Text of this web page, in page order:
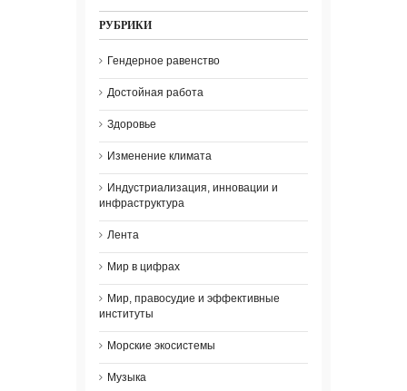
РУБРИКИ
Гендерное равенство
Достойная работа
Здоровье
Изменение климата
Индустриализация, инновации и
инфраструктура
Лента
Мир в цифрах
Мир, правосудие и эффективные
институты
Морские экосистемы
Музыка